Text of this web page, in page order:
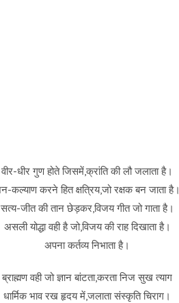
वीर-धीर गुण होते जिसमें,क्रांति की लौ जलाता है।
कल्याण करने हित क्षत्रिय,जो रक्षक बन जाता है।
सत्य-जीत की तान छेड़कर,विजय गीत जो गाता है।
असली योद्धा वही है जो,विजय की राह दिखाता है।
अपना कर्तव्य निभाता है।
ब्राह्मण वही जो ज्ञान बांटता,करता निज सुख त्याग
धार्मिक भाव रख हृदय में,जलाता संस्कृति चिराग।